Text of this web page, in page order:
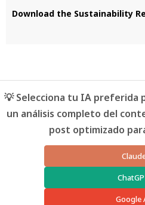
Download the Sustainability
💡 Selecciona tu IA preferida
un análisis completo del
post optimizado
Google